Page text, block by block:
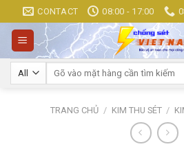
to
content
CONTACT 08:00 - 17:00
Tìm
TRANG CHỦ / KIM THU SÉT /